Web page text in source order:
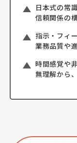
日本式の常
信頼関係の
指示・フィ
業務品質や
時間感覚や
無理解から